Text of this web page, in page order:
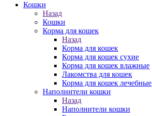
Кошки
Назад
Кошки
Корма для кошек
Назад
Корма для кошек
Корма для кошек сухие
Корма для кошек влажные
Лакомства для кошек
Корма для кошек лечебные
Наполнители кошки
Назад
Наполнители кошки